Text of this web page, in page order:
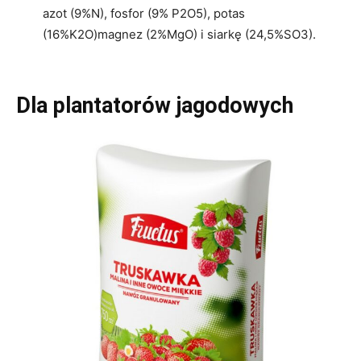
azot (9%N), fosfor (9% P2O5), potas
(16%K2O)magnez (2%MgO) i siarkę (24,5%SO3).
Dla plantatorów jagodowych